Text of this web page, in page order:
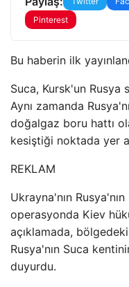
Pinterest
Bu haberin ilk
Suca, Kursk'un Rusya
Aynı zamanda
doğalgaz boru hattı
kesiştiği noktada yer
REKLAM
Ukrayna'nın
operasyonda Kiev
açıklamada,
Rusya'nın Suca
duyurdu.